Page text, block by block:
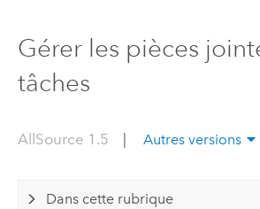
Gérer les pièces
tâches
AllSource 1.5 Autres versions
Dans cette rubrique